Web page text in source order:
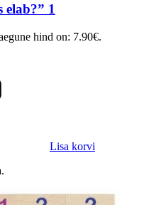
elab?” 1
hind on: 7.90€.
Lisa korvi